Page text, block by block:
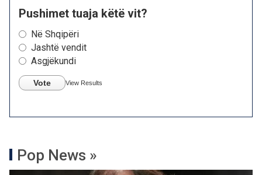
Pushimet tuaja këtë vit?
Në Shqipëri
Jashtë vendit
Asgjëkundi
Vote View Results
Pop News »